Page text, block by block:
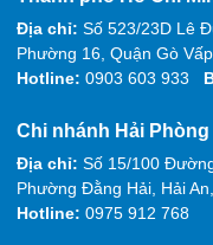
Địa chỉ: Số 523/23D Lê
Phường 16, Quận Gò
Hotline: 0903 603 933
Chi nhánh Hải Phòng
Địa chỉ: Số 15/100
Phường Đằng Hải, Hải
Hotline: 0975 912 768